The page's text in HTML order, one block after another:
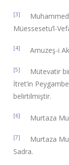
[3]
Muhammed
Müessesetu’l-
[4] Amuzeş-i
[5]
Mütevatir bir
İtret’in
belirtilmiştir.
[6] Murtaza
[7]
Murtaza
Sadra.